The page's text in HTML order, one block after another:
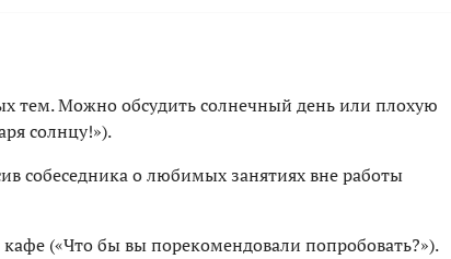
тем. Можно обсудить солнечный день или плохую
солнцу!»).
собеседника о любимых занятиях вне работы
(«Что бы вы порекомендовали попробовать?»).